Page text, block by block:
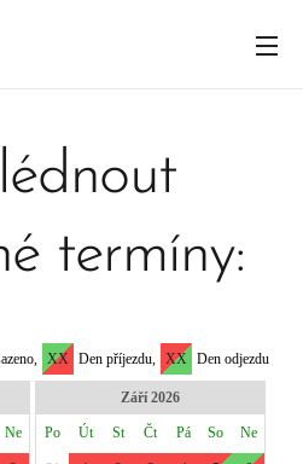
termíny: